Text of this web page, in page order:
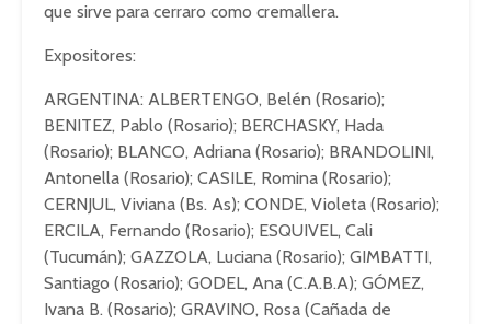
que sirve para cerraro como cremallera.
Expositores:
ARGENTINA: ALBERTENGO, Belén (Rosario);
BENITEZ, Pablo (Rosario); BERCHASKY, Hada
(Rosario); BLANCO, Adriana (Rosario); BRANDOLINI,
Antonella (Rosario); CASILE, Romina (Rosario);
CERNJUL, Viviana (Bs. As); CONDE, Violeta (Rosario);
ERCILA, Fernando (Rosario); ESQUIVEL, Cali
(Tucumán); GAZZOLA, Luciana (Rosario); GIMBATTI,
Santiago (Rosario); GODEL, Ana (C.A.B.A); GÓMEZ,
Ivana B. (Rosario); GRAVINO, Rosa (Cañada de